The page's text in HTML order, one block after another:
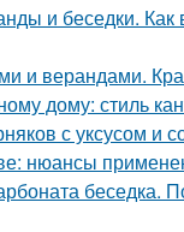
и беседки.
и верандами.
дому: стиль
с уксусом и
нюансы
беседка.